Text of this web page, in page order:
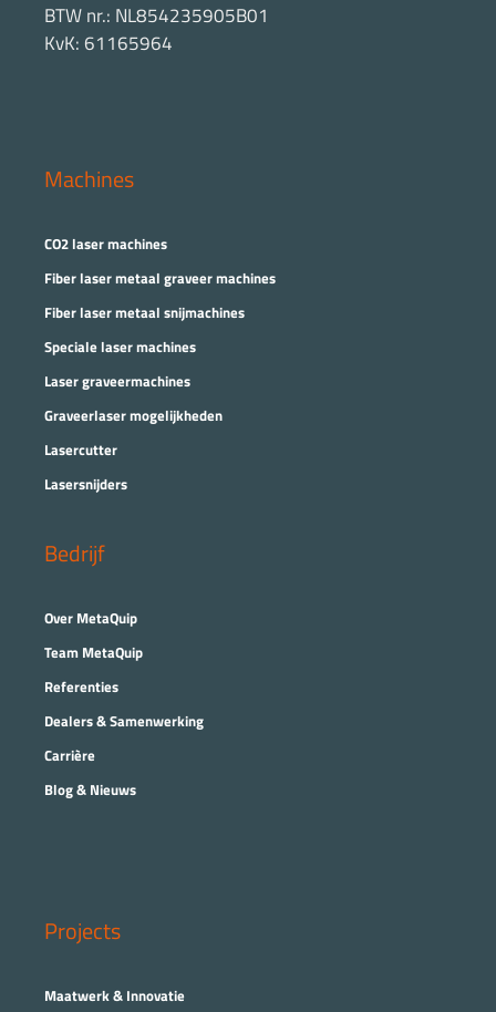
BTW nr.: NL854235905B01
KvK: 61165964
Machines
CO2 laser machines
Fiber laser metaal graveer machines
Fiber laser metaal snijmachines
Speciale laser machines
Laser graveermachines
Graveerlaser mogelijkheden
Lasercutter
Lasersnijders
Bedrijf
Over MetaQuip
Team MetaQuip
Referenties
Dealers & Samenwerking
Carrière
Blog & Nieuws
Projects
Maatwerk & Innovatie